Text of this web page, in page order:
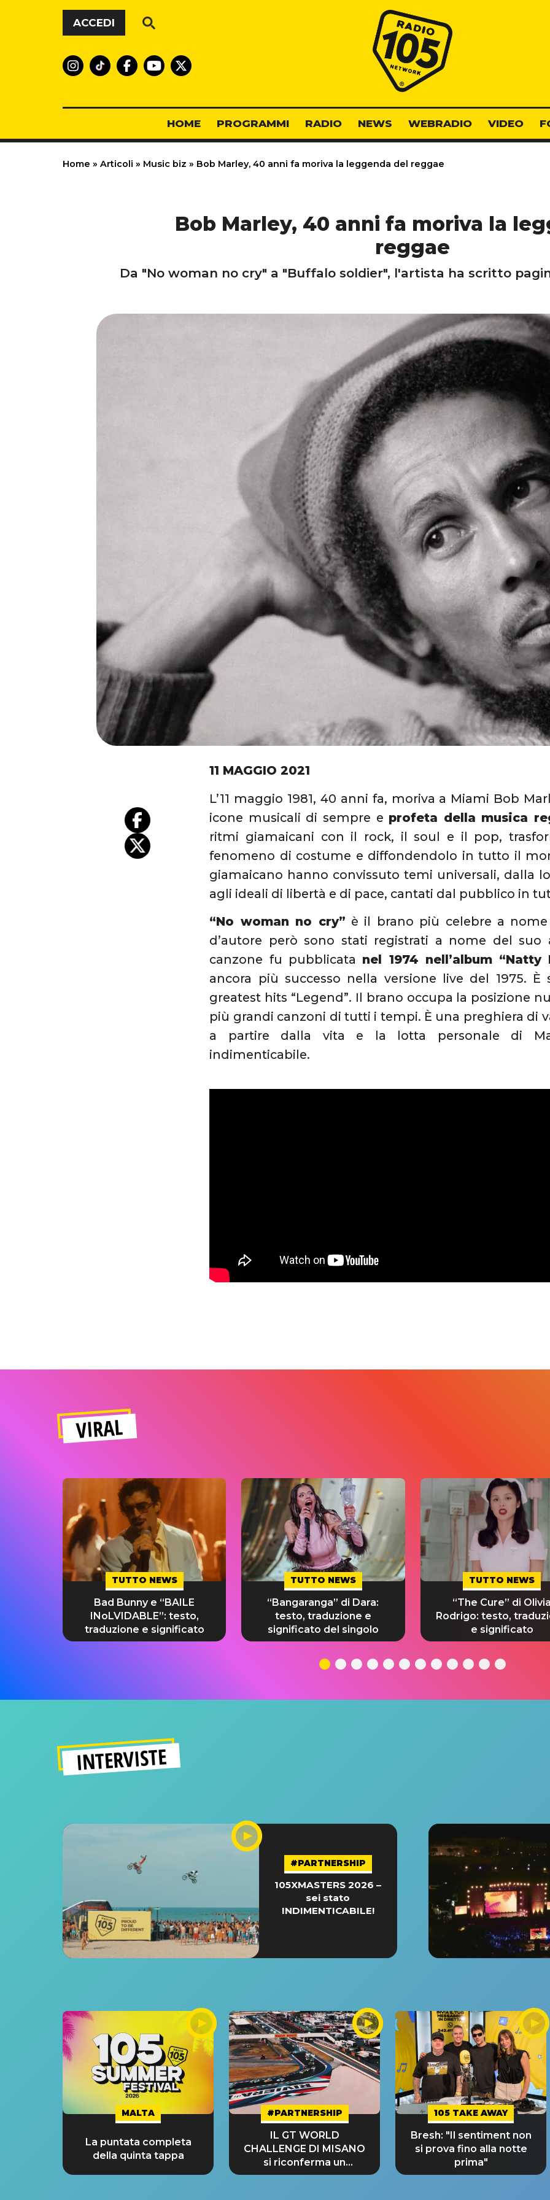
Vai al contenuto
ACCEDI
Radio 105
HOME PROGRAMMI RADIO NEWS WEBRADIO VIDEO
Home » Articoli » Music biz » Bob Marley, 40 anni fa moriva la leggenda del reggae
Bob Marley, 40 anni fa moriva la
reggae
Da "No woman no cry" a "Buffalo soldier", l'artista ha scritto
11 MAGGIO 2021
L’11 maggio 1981, 40 anni fa, moriva a Miami Bob
icone musicali di sempre e profeta della musica
ritmi giamaicani con il rock, il soul e il pop,
fenomeno di costume e diffondendolo in tutto il
giamaicano hanno convissuto temi universali, dalla
agli ideali di libertà e di pace, cantati dal pubblico in
“No woman no cry” è il brano più celebre a
d’autore però sono stati registrati a nome del suo
canzone fu pubblicata nel 1974 nell’album “Natty
ancora più successo nella versione live del 1975. È
greatest hits “Legend”. Il brano occupa la posizione
più grandi canzoni di tutti i tempi. È una preghiera di
a partire dalla vita e la lotta personale di
indimenticabile.
VIRAL
TUTTO NEWS
Bad Bunny e “BAILE
INoLVIDABLE”: testo,
traduzione e significato
TUTTO NEWS
“Bangaranga” di Dara:
testo, traduzione e
significato del singolo
TUTTO NEWS
“The Cure” di Olivia
Rodrigo: testo,
e significato
INTERVISTE
#PARTNERSHIP
105XMASTERS 2026 –
sei stato
INDIMENTICABILE!
MALTA
La puntata completa
della quinta tappa
#PARTNERSHIP
IL GT WORLD
CHALLENGE DI MISANO
si riconferma un
GRANDE SUCCESSO!
105 TAKE AWAY
Bresh: "Il sentiment non
si prova fino alla notte
prima"